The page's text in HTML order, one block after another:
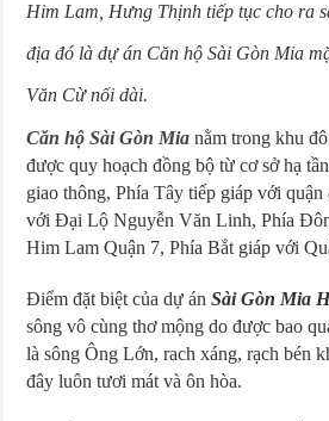
Him Lam, Hưng Thịnh tiếp tục cho ra
địa đó là dự án Căn hộ Sài Gòn Mia
Văn Cừ nối dài.
Căn hộ Sài Gòn Mia nằm trong khu
được quy hoạch đồng bộ từ cơ sở hạ
giao thông, Phía Tây tiếp giáp với
với Đại Lộ Nguyễn Văn Linh, Phía
Him Lam Quận 7, Phía Bắt giáp với
Điểm đặt biệt của dự ánSài Gòn Mia
sông vô cùng thơ mộng do được bao
là sông Ông Lớn, rach xáng, rạch bén
đây luôn tươi mát và ôn hòa.